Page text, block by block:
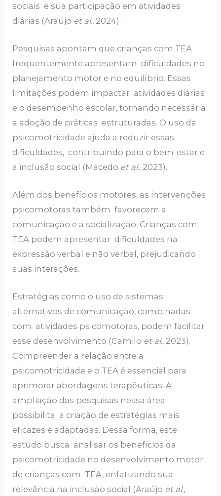
sociais e sua participação em atividades
diárias (Araújo et al., 2024).
Pesquisas apontam que crianças com TEA
frequentemente apresentam dificuldades no
planejamento motor e no equilíbrio. Essas
limitações podem impactar atividades diárias
e o desempenho escolar, tornando necessária
a adoção de práticas estruturadas. O uso da
psicomotricidade ajuda a reduzir essas
dificuldades, contribuindo para o bem-estar e
a inclusão social (Macedo et al., 2023).
Além dos benefícios motores, as intervenções
psicomotoras também favorecem a
comunicação e a socialização. Crianças com
TEA podem apresentar dificuldades na
expressão verbal e não verbal, prejudicando
suas interações.
Estratégias como o uso de sistemas
alternativos de comunicação, combinadas
com atividades psicomotoras, podem facilitar
esse desenvolvimento (Camilo et al., 2023).
Compreender a relação entre a
psicomotricidade e o TEA é essencial para
aprimorar abordagens terapêuticas. A
ampliação das pesquisas nessa área
possibilita a criação de estratégias mais
eficazes e adaptadas. Dessa forma, este
estudo busca analisar os benefícios da
psicomotricidade no desenvolvimento motor
de crianças com TEA, enfatizando sua
relevância na inclusão social (Araújo et al.,